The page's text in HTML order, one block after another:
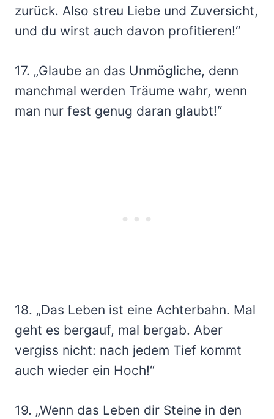
zurück. Also streu Liebe und Zuversicht,
und du wirst auch davon profitieren!“
17. „Glaube an das Unmögliche, denn
manchmal werden Träume wahr, wenn
man nur fest genug daran glaubt!“
18. „Das Leben ist eine Achterbahn. Mal
geht es bergauf, mal bergab. Aber
vergiss nicht: nach jedem Tief kommt
auch wieder ein Hoch!“
19. „Wenn das Leben dir Steine in den